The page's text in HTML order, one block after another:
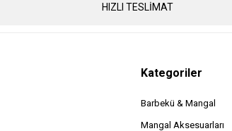
HIZLI TESLİMAT
Kategoriler
Barbekü & Mangal
Mangal Aksesuarları